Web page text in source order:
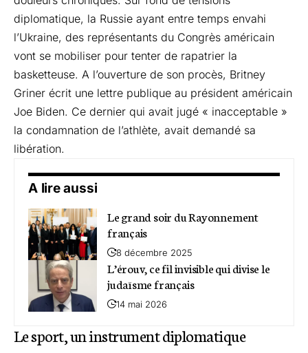
diplomatique, la Russie ayant entre temps envahi
l’Ukraine, des représentants du Congrès américain
vont se mobiliser pour tenter de rapatrier la
basketteuse. A l’ouverture de son procès, Britney
Griner écrit une lettre publique au président américain
Joe Biden. Ce dernier qui avait jugé « inacceptable »
la condamnation de l’athlète, avait demandé sa
libération.
A lire aussi
Le grand soir du Rayonnement
français
8 décembre 2025
L’érouv, ce fil invisible qui divise le
judaïsme français
14 mai 2026
Le sport, un instrument diplomatique